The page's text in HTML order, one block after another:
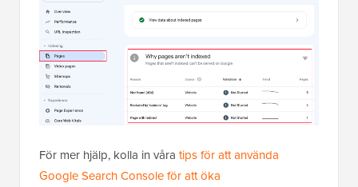
För mer hjälp, kolla in våra tips för att använda
Google Search Console för att öka